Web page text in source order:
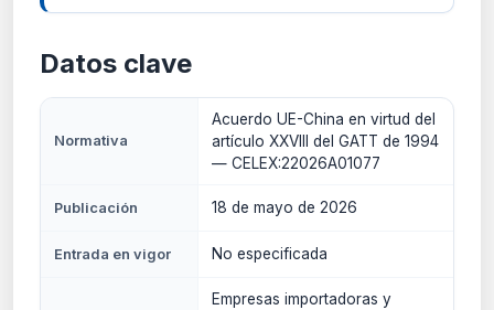
Datos clave
Normativa
Acuerdo UE-China en virtud del
artículo XXVIII del GATT de 1994
— CELEX:22026A01077
Publicación 18 de mayo de 2026
Entrada en vigor No especificada
Empresas importadoras y